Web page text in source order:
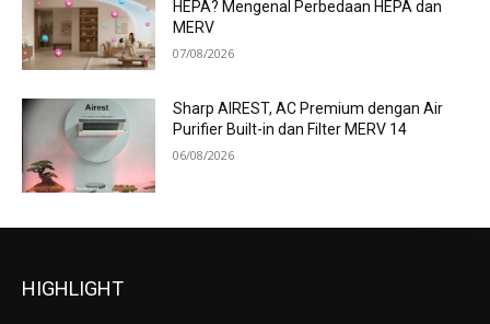
HEPA? Mengenal Perbedaan HEPA dan
MERV
07/08/2026
Sharp AIREST, AC Premium dengan Air
Purifier Built-in dan Filter MERV 14
06/08/2026
HIGHLIGHT